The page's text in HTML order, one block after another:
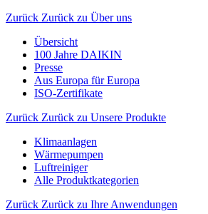
Zurück Zurück zu Über uns
Übersicht
100 Jahre DAIKIN
Presse
Aus Europa für Europa
ISO-Zertifikate
Zurück Zurück zu Unsere Produkte
Klimaanlagen
Wärmepumpen
Luftreiniger
Alle Produktkategorien
Zurück Zurück zu Ihre Anwendungen